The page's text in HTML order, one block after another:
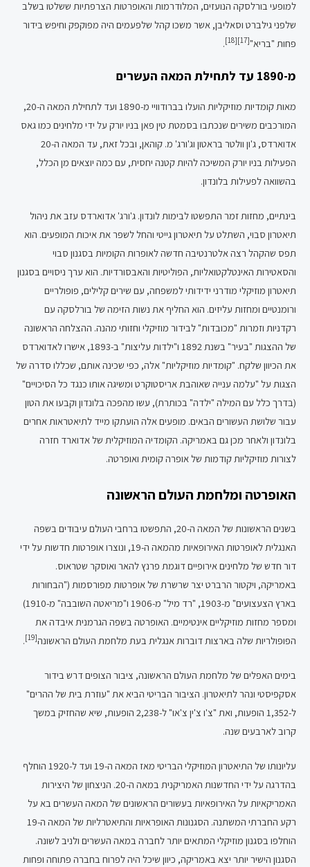
למופעי בורלסקה הנועזים, המלודרמות והאופרטות הצרפתיות ששלטו בשלב
שלפני גילברט וסאליבן, אשר משכו קהל שלפעמים היה מפוקפק וחיפש בידור
פחות "בריא"[17]
[18]
.
מ-1890 עד לתחילת המאה העשרים
מאות קומדיות מוזיקליות הועלו בברודוויי מ-1890 ועד לתחילת המאה ה-20,
המורכבים משירים שנכתבו בסמטת טין פאן בניו יורק על ידי מלחינים כמו גאס
אדוארדס, ג'ון וולטר בראטון וג'ורג' מ. קוהאן, ובכל זאת, עד המאה ה-20
הפעילות בניו יורק המשיכה להיות קטנה יחסית, עם כמה יוצאים מן הכלל,
בהשוואה לפעילות בלונדון.
בינתיים, מחזות זמר התפשטו לבימות לונדון. ג'ורג' אדוארדס עזב את ניהול
תיאטרון סבוי, השתלט על תיאטרון גייטי והחל לשפר את איכות המופעים. הוא
תפס שהקהל רצה אלטרנטיבה חדשה לאופרות הקומיות בסגנון סבוי
והסאטירות האינטלקטואליות, הפוליטיות והאבסורדיות. הוא ערך ניסויים בסגנון
תיאטרון מוזיקלי מודרני ידידותי למשפחה, עם שירים קלילים, פופולריים
ורומנטיים ומחזות עליזים. הוא החליף את נשות הזימה של בורלסקה עם
רקדניות וזמרות "מכובדות" לבידור מוזיקלי וחזותי מהנה. ההצלחה הראשונה
של ההצגות "בעיר" בשנת 1892 ו"ילדות עליצות" ב-1893, אישרו לאדוארדס
את הכיוון שלקח. "קומדיות מוזיקליות" אלה, כפי שכינה אותם, שכללו סדרה של
הצגות על "עלמה ענייה שאוהבת אריסטוקרט ומשיגה אותו כנגד כל הסיכויים"
(בדרך כלל עם המילה "ילדה" בכותרת), עשו מהפכה בלונדון וקבעו את הטון
עבור שלושת העשורים הבאים. מופעים אלה הועתקו מייד לתיאטראות אחרים
בלונדון ולאחר מכן גם באמריקה. הקומדיה המוזיקלית של אדוארד חזרה
לצורות מוזיקליות קודמות של אופרה קומית ואופרטה.
האופרטה ומלחמת העולם הראשונה
בשנים הראשונות של המאה ה-20, התפשטו ברחבי העולם עיבודים בשפה
האנגלית לאופרטות האירופאיות מהמאה ה-19, ונוצרו אופרטות חדשות על ידי
דור חדש של מלחינים אירופיים דוגמת פרנץ להאר ואוסקר שטראוס.
באמריקה, ויקטור הרברט יצר שרשרת של אופרטות מפורסמות ("הבחורות
בארץ הצעצועים" מ-1903, "רד מיל" מ-1906 ו"מריאטה השובבה" מ-1910)
ומספר מחזות מוזיקליים אינטימיים. האופרטה בשפה הגרמנית איבדה את
הפופולריות שלה בארצות דוברות אנגלית בעת מלחמת העולם הראשונה[19]
.
בימים האפלים של מלחמת העולם הראשונה, ציבור הצופים דרש בידור
אסקפיסטי ונהר לתיאטרון. הציבור הבריטי הביא את "עוזרת בית של ההרים"
ל-1,352 הופעות, ואת "צ'ו צ'ין צ'או" ל-2,238 הופעות, שיא שהחזיק במשך
קרוב לארבעים שנה.
עליונותו של התיאטרון המוזיקלי הבריטי מאז המאה ה-19 ועד ל-1920 הוחלף
בהדרגה על ידי החדשנות האמריקנית במאה ה-20. הניצחון של היצירות
האמריקאיות על האירופאיות בעשורים הראשונים של המאה העשרים בא על
רקע החברתי המשתנה. הסגנונות האופראיות והתיאטרליות של המאה ה-19
הוחלפו בסגנון מוזיקלי המתאים יותר לחברה במאה העשרים ולניב לשונה.
הסגנון הישיר יותר יצא באמריקה, כיוון שיכל היה לפרוח בחברה פתוחה ופחות